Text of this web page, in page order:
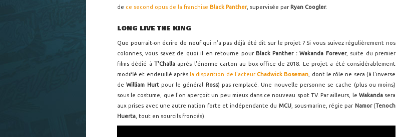
de ce second opus de la franchise Black Panther, supervisée par Ryan Coogler.
LONG LIVE THE KING
Que pourrait-on écrire de neuf qui n'a pas déjà été dit sur le projet ? Si vous suivez régulièrement nos
colonnes, vous savez de quoi il en retourne pour Black Panther : Wakanda Forever, suite du premier
films dédié à T'Challa après l'énorme carton au box-office de 2018. Le projet a été considérablement
modifié et endeuillé après la disparition de l'acteurChadwick Boseman , dont le rôle ne sera (à l'inverse
deWilliam Hurt pour le général Ross) pas remplacé. Une nouvelle personne se cache (plus ou moins)
sous le costume, que l'on aperçoit un peu mieux dans ce nouveau spot TV. Par ailleurs, le Wakanda sera
aux prises avec une autre nation forte et indépendante du MCU, sous-marine, régie par Namor (Tenoch
Huerta , tout en sourcils froncés).